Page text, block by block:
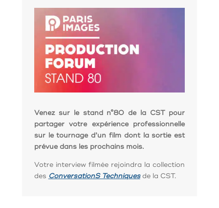
Venez sur le stand n°80 de la CST pour
partager votre expérience professionnelle
sur le tournage d’un film dont la sortie est
prévue dans les prochains mois.
Votre interview filmée rejoindra la collection
des ConversationS Techniquesde la CST.